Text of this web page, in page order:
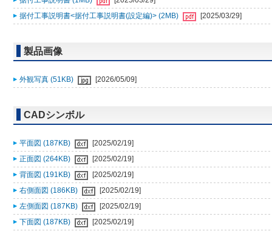
据付工事説明書<据付工事説明書(設定編)> (2MB)
[2025/03/29]
製品画像
外観写真 (51KB) [2026/05/09]
CADシンボル
平面図 (187KB)
[2025/02/19]
正面図 (264KB)
[2025/02/19]
背面図 (191KB)
[2025/02/19]
右側面図 (186KB)
[2025/02/19]
左側面図 (187KB)
[2025/02/19]
下面図 (187KB)
[2025/02/19]